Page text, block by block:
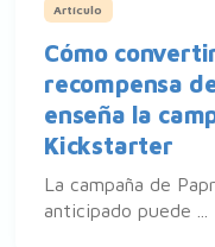
Artículo
Cómo
recompensa
enseña la
Kickstarter
La campaña de
anticipado puede ...